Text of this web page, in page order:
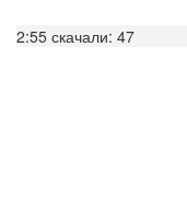
2:55 скачали: 47